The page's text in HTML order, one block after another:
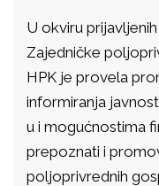
U okviru
Zajedničke
HPK je provela
informiranja
u i mogućnostima
prepoznati i
poljoprivrednih